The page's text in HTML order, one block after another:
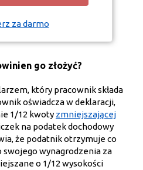
za darmo
go złożyć?
który pracownik składa
oświadcza w deklaracji,
1/12 kwoty zmniejszającej
na podatek dochodowy
że podatnik otrzymuje co
wynagrodzenia za
o 1/12 wysokości